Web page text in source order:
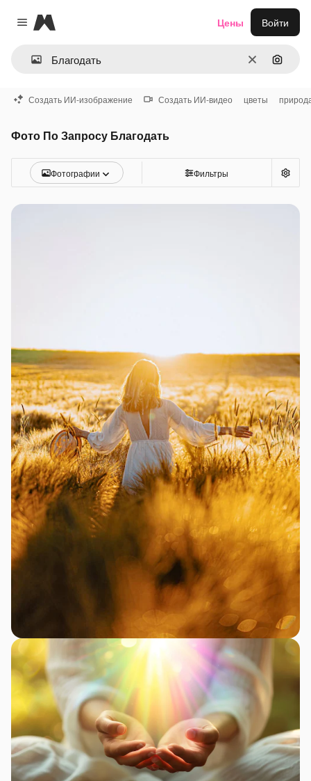
Close menu
Magnific
ОчиститьПоиск
Цены Войти
Создать ИИ-изображение Создать ИИ-видео цветы
Фото По Запросу Благодать
Фотографии Фильтры